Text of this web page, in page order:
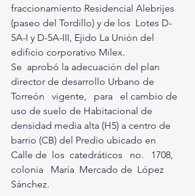
fraccionamiento Residencial Alebrijes
(paseo del Tordillo) y de los  Lotes D-
5A-I y D-5A-III, Ejido La Unión del
edificio corporativo Milex.
Se  aprobó la adecuación del plan
director de desarrollo Urbano de
Torreón   vigente,   para   el cambio de
uso de suelo de Habitacional de
densidad media alta (H5) a centro de
barrio (CB) del Predio ubicado en
Calle de  los  catedráticos   no.   1708,
colonia   María  Mercado de  López
Sánchez.